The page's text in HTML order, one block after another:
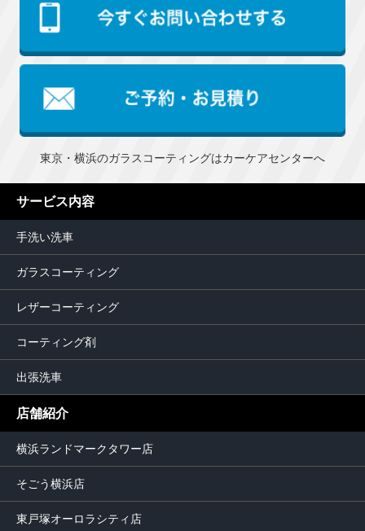
東京・横浜のガラスコーティングはカーケアセンターへ
サービス内容
手洗い洗車
ガラスコーティング
レザーコーティング
コーティング剤
出張洗車
店舗紹介
横浜ランドマークタワー店
そごう横浜店
東戸塚オーロラシティ店